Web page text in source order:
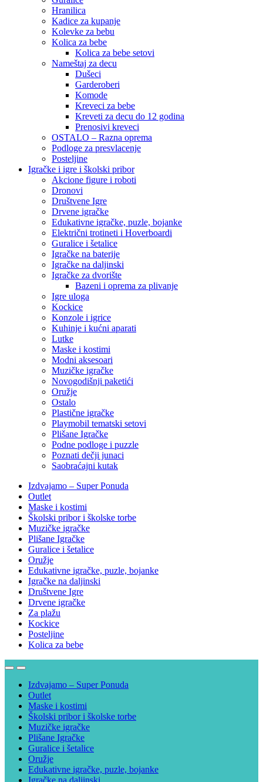
Hranilica
Kadice za kupanje
Kolevke za bebu
Kolica za bebe
Kolica za bebe setovi
Nameštaj za decu
Dušeci
Garderoberi
Komode
Kreveci za bebe
Kreveti za decu do 12 godina
Prenosivi kreveci
OSTALO – Razna oprema
Podloge za presvlacenje
Posteljine
Igračke i igre i školski pribor
Akcione figure i roboti
Dronovi
Društvene Igre
Drvene igračke
Edukativne igračke, puzle, bojanke
Električni trotineti i Hoverboardi
Guralice i šetalice
Igračke na baterije
Igračke na daljinski
‎Igračke za dvorište
Bazeni i oprema za plivanje
Igre uloga
Kockice
Konzole i igrice
Kuhinje i kućni aparati
Lutke
Maske i kostimi
Modni aksesoari
Muzičke igračke
Novogodišnji paketići
Oružje
Ostalo
Plastične igračke
Playmobil tematski setovi
Plišane Igračke
Podne podloge i puzzle
Poznati dečji junaci
Saobraćajni kutak
Izdvajamo – Super Ponuda
Outlet
Maske i kostimi
Školski pribor i školske torbe
Muzičke igračke
Plišane Igračke
Guralice i šetalice
Oružje
Edukativne igračke, puzle, bojanke
Igračke na daljinski
Društvene Igre
Drvene igračke
Za plažu
Kockice
Posteljine
Kolica za bebe
Izdvajamo – Super Ponuda
Outlet
Maske i kostimi
Školski pribor i školske torbe
Muzičke igračke
Plišane Igračke
Guralice i šetalice
Oružje
Edukativne igračke, puzle, bojanke
Igračke na daljinski